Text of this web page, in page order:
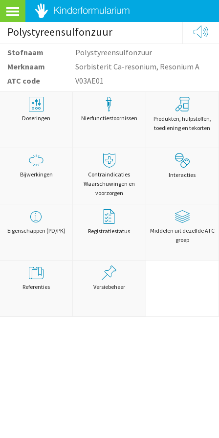
Polystyreensulfonzuur
Stofnaam
Polystyreensulfonzuur
Merknaam
Sorbisterit Ca-resonium, Resonium A
ATC code
V03AE01
Doseringen Nierfunctiestoornissen
Produkten, hulpstoffen,
toediening en tekorten
Bijwerkingen
Contraindicaties
Waarschuwingen en
voorzorgen
Interacties
Eigenschappen (PD/PK) Registratiestatus
Middelen uit dezelfde ATC
groep
Referenties Versiebeheer